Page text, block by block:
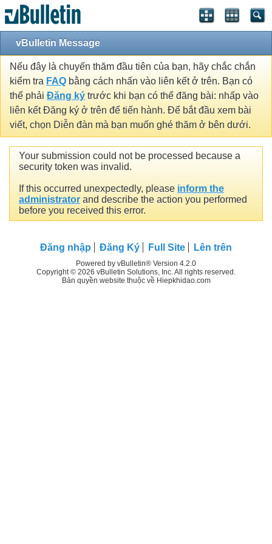
vBulletin Message
Nếu đây là chuyến thăm đầu tiên của bạn, hãy chắc chắn
kiểm tra FAQ bằng cách nhấn vào liên kết ở trên. Bạn có
thể phải Đăng ký trước khi bạn có thể đăng bài: nhấp vào
liên kết Đăng ký ở trên để tiến hành. Để bắt đầu xem bài
viết, chọn Diễn đàn mà bạn muốn ghé thăm ở bên dưới.
Your submission could not be processed because a
security token was invalid.
If this occurred unexpectedly, please inform the
administrator and describe the action you performed
before you received this error.
Đăng nhập Đăng Ký Full Site Lên trên
Powered by vBulletin® Version 4.2.0
Copyright © 2026 vBulletin Solutions, Inc. All rights reserved.
Bản quyền website thuộc về Hiepkhidao.com